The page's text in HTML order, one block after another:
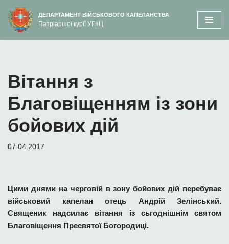
вмісту
Перейти
до
ДЕПАРТАМЕНТ ВІЙСЬКОВОГО КАПЕЛАНСТВА
Патріаршої курії УГКЦ
Вітання з
Благовіщенням із зони
бойових дій
07.04.2017
Цими днями на черговій в зону бойових дій перебуває
військовий капелан отець Андрій Зелінський.
Священик надсилає вітання із сьгоднішнім святом
Благовіщення Пресвятої Богородиці.